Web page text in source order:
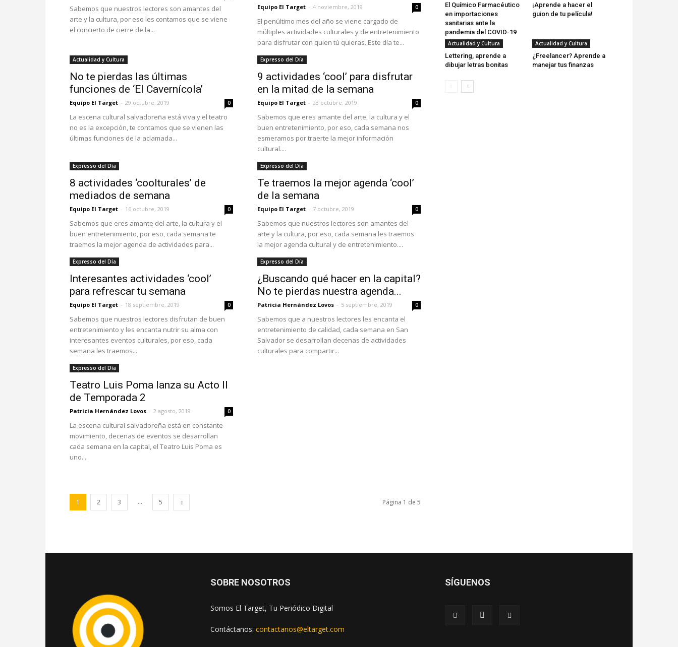
Sabemos que nuestros lectores son amantes del
arte y la cultura, por eso les contamos que se viene
el concierto de cierre de la...
Equipo El Target - 4 noviembre, 2019 0
El penúltimo mes del año se viene cargado de
múltiples actividades culturales y de entretenimiento
para disfrutar con quien tú quieras. Este día te...
Actualidad y Cultura
No te pierdas las últimas
funciones de ‘El Cavernícola’
Equipo El Target - 29 octubre, 2019 0
La escena cultural salvadoreña está viva y el teatro
no es la excepción, te contamos que se vienen las
últimas funciones de la aclamada...
Expresso del Día
9 actividades ‘cool’ para disfrutar
en la mitad de la semana
Equipo El Target - 23 octubre, 2019 0
Sabemos que eres amante del arte, la cultura y el
buen entretenimiento, por eso, cada semana nos
esmeramos por traerte la mejor información
cultural....
Expresso del Día
8 actividades ‘coolturales’ de
mediados de semana
Equipo El Target - 16 octubre, 2019 0
Sabemos que eres amante del arte, la cultura y el
buen entretenimiento, por eso, cada semana te
traemos la mejor agenda de actividades para...
Expresso del Día
Te traemos la mejor agenda ‘cool’
de la semana
Equipo El Target - 7 octubre, 2019 0
Sabemos que nuestros lectores son amantes del
arte y la cultura, por eso, cada semana les traemos
la mejor agenda cultural y de entretenimiento....
Expresso del Día
Interesantes actividades ‘cool’
para refrescar tu semana
Equipo El Target - 18 septiembre, 2019 0
Sabemos que nuestros lectores disfrutan de buen
entretenimiento y les encanta nutrir su alma con
interesantes eventos culturales, por eso, cada
semana les traemos...
Expresso del Día
¿Buscando qué hacer en la capital?
No te pierdas nuestra agenda...
Patricia Hernández Lovos - 5 septiembre, 2019 0
Sabemos que a nuestros lectores les encanta el
entretenimiento de calidad, cada semana en San
Salvador se desarrollan decenas de actividades
culturales para compartir...
Expresso del Día
Teatro Luis Poma lanza su Acto II
de Temporada 2
Patricia Hernández Lovos - 2 agosto, 2019 0
La escena cultural salvadoreña está en constante
movimiento, decenas de eventos se desarrollan
cada semana en la capital, el Teatro Luis Poma es
uno...
1 2 3 ... 5 Página 1 de 5
El Químico Farmacéutico
en importaciones
sanitarias ante la
pandemia del COVID-19
¡Aprende a hacer el
guion de tu película!
Actualidad y Cultura
Lettering, aprende a
dibujar letras bonitas
Actualidad y Cultura
¿Freelancer? Aprende a
manejar tus finanzas
SOBRE NOSOTROS
Somos El Target, Tu Periódico Digital
Contáctanos: contactanos@eltarget.com
SÍGUENOS